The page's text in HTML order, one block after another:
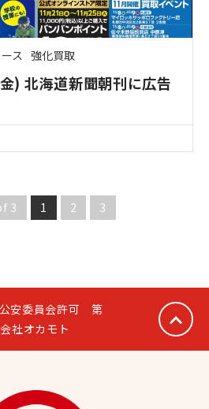
ス 強化買取
) 北海道新聞朝刊に広告
3 1 2 3
安委員会許可 第
社オカモト